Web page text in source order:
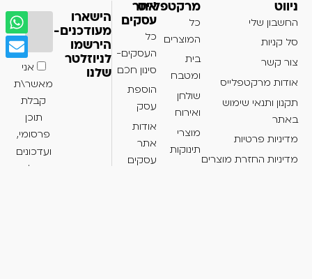
ניווט
החשבון שלי
סל קניות
צור קשר
אודות מרקטפלייס
תקנון ותנאי שימוש
באתר
מדיניות פרטיות
מדיניות החזרת מוצרים
מרקטפלייס
כל
המוצרים
בית
ומטבח
שולחן
ואירוח
מוצרי
תינוקות
אתר
עסקים
כל
העסקים-
סינון חכם
הוספת
עסק
אודות
אתר
עסקים
הישארו
מעודכנים-
הירשמו
לניוזלטר
שלנו
אני
מאשר\ת
קבלת
תוכן
פרסומי,
ועדכונים
על